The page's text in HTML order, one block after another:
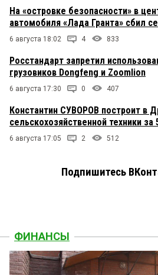
На «островке безопасности» в
автомобиля «Лада Гранта» сбил
6 августа 18:02 4 833
Росстандарт запретил
грузовиков Dongfeng и Zoomlion
6 августа 17:30 0 407
Константин СУВОРОВ построит в
сельскохозяйственной техники за
6 августа 17:05 2 512
Подпишитесь
ФИНАНСЫ